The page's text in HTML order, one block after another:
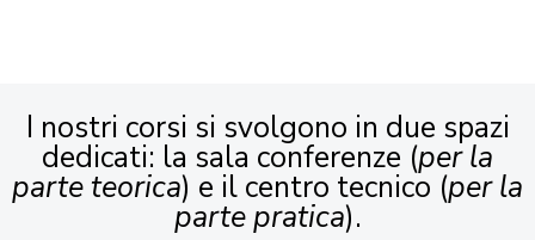
I nostri corsi si svolgono in due spazi
dedicati: la sala conferenze (per la
parte teorica) e il centro tecnico (per la
parte pratica).